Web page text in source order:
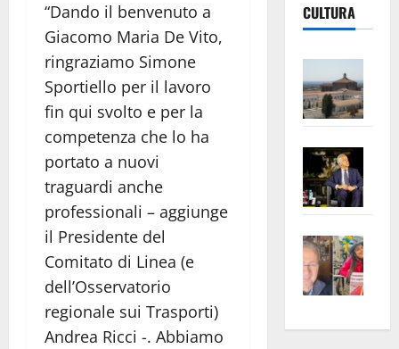
“Dando il benvenuto a
Giacomo Maria De Vito,
ringraziamo Simone
Sportiello per il lavoro
fin qui svolto e per la
competenza che lo ha
portato a nuovi
traguardi anche
professionali – aggiunge
il Presidente del
Comitato di Linea (e
dell’Osservatorio
regionale sui Trasporti)
Andrea Ricci -. Abbiamo
CULTURA
euro
apre